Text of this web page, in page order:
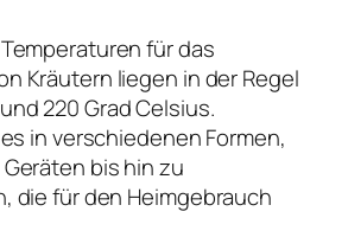
für das
Kräutern liegen in der Regel
220 Grad Celsius.
in verschiedenen Formen,
bis hin zu
die für den Heimgebrauch